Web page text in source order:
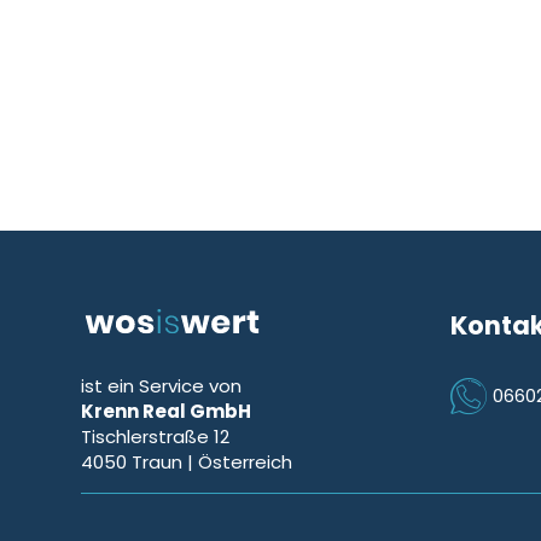
ist ein Service von
Krenn Real GmbH
Tischlerstraße 12
4050 Traun | Österreich
Icon Phone